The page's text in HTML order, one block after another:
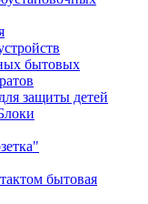
бытовых
защиты детей
бытовая